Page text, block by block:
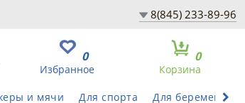
8(845) 233-89-96
Корзина
0
Избранное
0
и мячи Для спорта Для беременных